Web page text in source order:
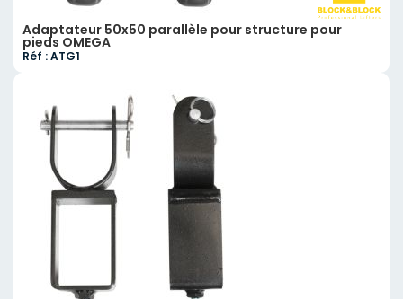
Adaptateur 50x50 parallèle pour structure pour
pieds OMEGA
Réf : ATG1